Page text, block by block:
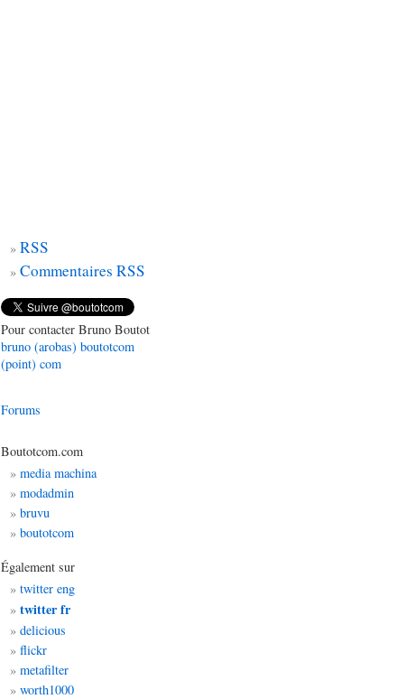
RSS
Commentaires RSS
Pour contacter Bruno Boutot
bruno (arobas) boutotcom
(point) com
Forums
Boutotcom.com
media machina
modadmin
bruvu
boutotcom
Également sur
twitter eng
twitter fr
delicious
flickr
metafilter
worth1000